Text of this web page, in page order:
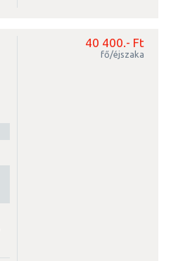
40 400.- Ft
fő/éjszaka